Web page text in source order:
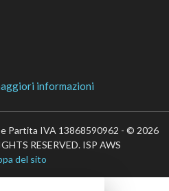
informazioni
Partita IVA 13868590962 - © 2026
RESERVED. ISP AWS
del sito